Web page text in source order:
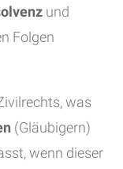
und
Folgen
was
(Gläubigern)
wenn dieser